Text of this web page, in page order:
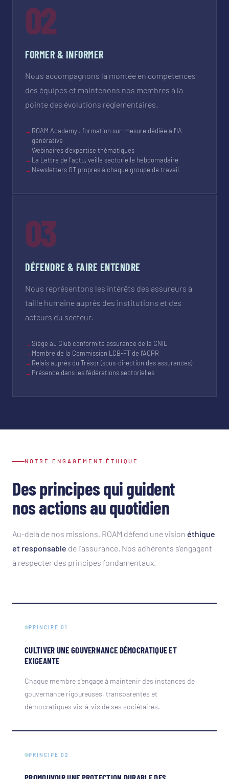
02
FORMER & INFORMER
Nous accompagnons la montée en compétences
des équipes et maintenons nos membres à la
pointe des évolutions réglementaires.
→ ROAM Academy : formation sur-mesure dédiée à l'IA
générative
→Webinaires d'expertise thématiques
→ La Lettre de l'actu, veille sectorielle hebdomadaire
→ Newsletters GT propres à chaque groupe de travail
03
DÉFENDRE & FAIRE ENTENDRE
Nous représentons les intérêts des assureurs à
taille humaine auprès des institutions et des
acteurs du secteur.
→Siège au Club conformité assurance de la CNIL
→ Membre de la Commission LCB-FT de l'ACPR
→ Relais auprès du Trésor (sous-direction des assurances)
→ Présence dans les fédérations sectorielles
NOTRE ENGAGEMENT ÉTHIQUE
Des principes qui guident
nos actions au quotidien
Au-delà de nos missions, ROAM défend une vision éthique
et responsable de l'assurance. Nos adhérents s'engagent
à respecter des principes fondamentaux.
PRINCIPE 01
CULTIVER UNE GOUVERNANCE DÉMOCRATIQUE ET
EXIGEANTE
Chaque membre s'engage à maintenir des instances de
gouvernance rigoureuses, transparentes et
démocratiques vis-à-vis de ses sociétaires.
PRINCIPE 02